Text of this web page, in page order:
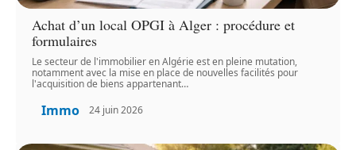
Achat d’un local OPGI à Alger : procédure et
formulaires
Le secteur de l'immobilier en Algérie est en pleine mutation,
notamment avec la mise en place de nouvelles facilités pour
l'acquisition de biens appartenant…
Immo 24 juin 2026